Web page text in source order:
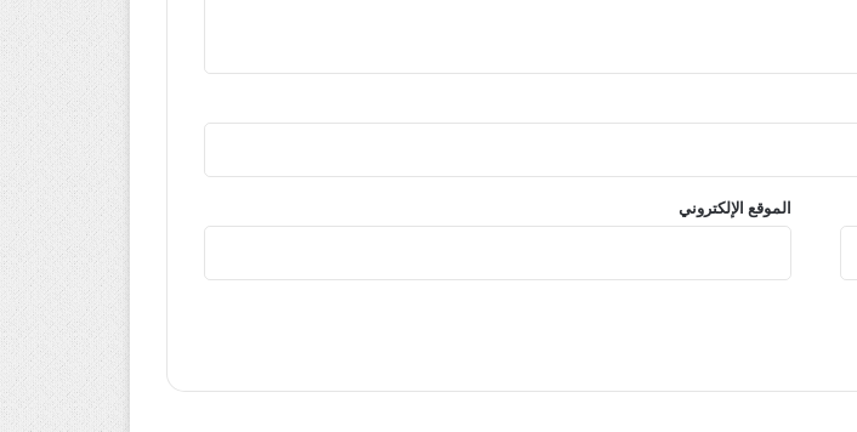
الموقع الإلكتروني